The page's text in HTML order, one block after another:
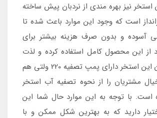
استخر نیز بهره مندی از نردبان پیش ساخته
است که وجود این موارد باعث شده تا
آسوده و بدون صرف هزینه بیشتر برای
از این محصول کامل استفاده کرده و لذت
ببرید. هم چنین این استخر دارای پمپ تصفیه 220 ولتی هم
مشتریان را از نحوه تصفیه آب استخر
با توجه به این موارد حال شما این
دارید که به بهترین شکل ممکن و با